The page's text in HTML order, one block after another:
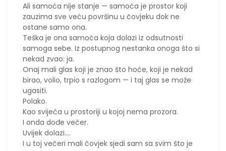
Ali samoća nije stanje — samoća je prostor koji
zauzima sve veću površinu u čovjeku dok ne
ostane samo ona.
Teška je ona samoća koja dolazi iz odsutnosti
samoga sebe. Iz postupnog nestanka onoga što si
nekad zvao: ja.
Onaj mali glas koji je znao što hoće, koji je nekad
birao, volio, trpio s razlogom — i taj glas se može
ugasiti.
Polako.
Kao svijeća u prostoriji u kojoj nema prozora.
I onda dođe večer.
Uvijek dolazi....
I u toj večeri mali čovjek sjedi sam sa svim što je